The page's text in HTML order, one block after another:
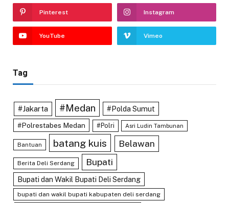
Pinterest Instagram
YouTube Vimeo
Tag
#Jakarta #Medan #Polda Sumut
#Polrestabes Medan #Polri Asri Ludin Tambunan
Bantuan batang kuis Belawan
Berita Deli Serdang Bupati
Bupati dan Wakil Bupati Deli Serdang
bupati dan wakil bupati kabupaten deli serdang